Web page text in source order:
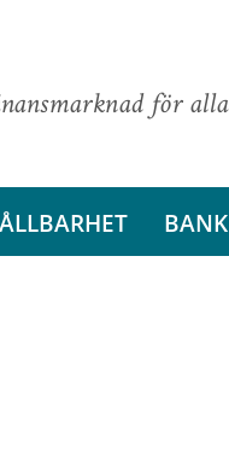
för alla
BANK